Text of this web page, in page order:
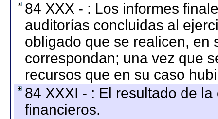
84 XXX - : Los informes
auditorías concluidas al
obligado que se realicen, en
correspondan; una vez que
recursos que en su caso
84 XXXI - : El resultado de
financieros.